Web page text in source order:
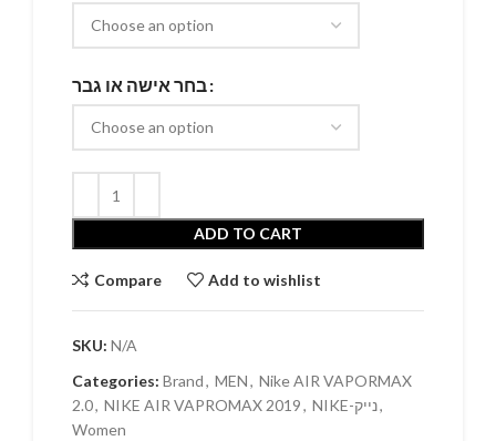
בחר אישה או גבר
ADD TO CART
Compare Add to wishlist
SKU: N/A
Categories: Brand, MEN, Nike AIR VAPORMAX
2.0, NIKE AIR VAPROMAX 2019, NIKE-נייק,
Women